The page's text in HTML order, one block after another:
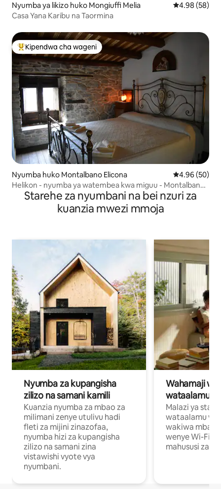
Nyumba ya likizo huko Mongiuffi Melia Ukadiriaji wa
4.98 (58)
Casa Yana Karibu na Taormina
Kipendwa maarufu cha wageni
Kipendwa cha wageni
Nyumba huko Montalbano Elicona Ukadiriaji wa
4.96 (50)
Helikon - nyumba ya watembea kwa miguu - Montalbano
Starehe za nyumbani na bei nzuri za
kuanzia mwezi mmoja
Nyumba za kupangisha
zilizo na samani kamili
Kuanzia nyumba za mbao za
milimani zenye utulivu hadi
fleti za mijini zinazofaa,
nyumba hizi za kupangisha
zilizo na samani zina
vistawishi vyote vya
nyumbani.
Wahamaji
wataalamu
Malazi ya
wataalamu
wakiwa mbali
wenye Wi-Fi
mahususi za